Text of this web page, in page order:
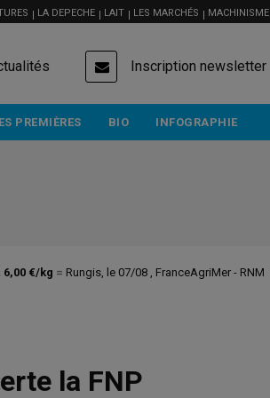
LA DEPECHE LAIT LES MARCHÉS MACHINISME
Inscription newsletter
PREMIÈRES BIO INFOGRAPHIE
6,00 €/kg = Rungis, le 07/08 , FranceAgriMer - RNM
la FNP